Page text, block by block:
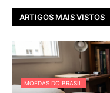
ARTIGOS MAIS VISTOS
MOEDAS DO BRASIL